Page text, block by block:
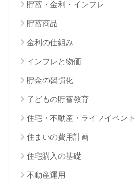
貯蓄・金利・インフレ
貯蓄商品
金利の仕組み
インフレと物価
貯金の習慣化
子どもの貯蓄教育
住宅・不動産・ライフイベント
住まいの費用計画
住宅購入の基礎
不動産運用